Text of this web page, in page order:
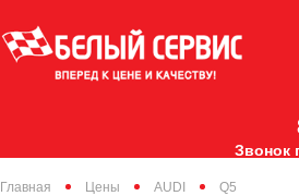
Звонок
Главная Цены AUDI Q5